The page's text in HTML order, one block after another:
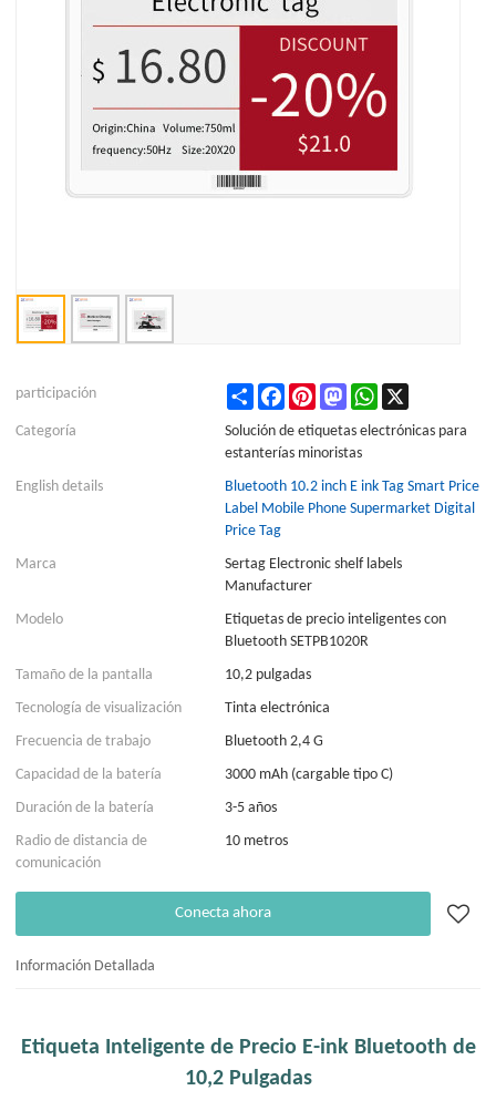
participación Share FacebookPinterestMastodonWhatsApp
Categoría
Solución de etiquetas electrónicas para
estanterías minoristas
English details
Bluetooth 10.2 inch E ink Tag Smart Price
Label Mobile Phone Supermarket Digital
Price Tag
Marca
Sertag Electronic shelf labels
Manufacturer
Modelo
Etiquetas de precio inteligentes con
Bluetooth SETPB1020R
Tamaño de la pantalla
10,2 pulgadas
Tecnología de visualización
Tinta electrónica
Frecuencia de trabajo
Bluetooth 2,4 G
Capacidad de la batería
3000 mAh (cargable tipo C)
Duración de la batería
3-5 años
Radio de distancia de
comunicación
10 metros
Conecta ahora
Información Detallada
Etiqueta Inteligente de Precio E-ink Bluetooth de
10,2 Pulgadas